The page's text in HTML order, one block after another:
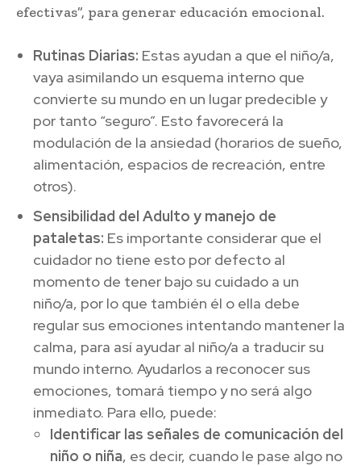
efectivas”, para generar educación emocional.
Rutinas Diarias: Estas ayudan a que el niño/a,
vaya asimilando un esquema interno que
convierte su mundo en un lugar predecible y
por tanto “seguro”. Esto favorecerá la
modulación de la ansiedad (horarios de sueño,
alimentación, espacios de recreación, entre
otros).
Sensibilidad del Adulto y manejo de
pataletas: Es importante considerar que el
cuidador no tiene esto por defecto al
momento de tener bajo su cuidado a un
niño/a, por lo que también él o ella debe
regular sus emociones intentando mantener la
calma, para así ayudar al niño/a a traducir su
mundo interno. Ayudarlos a reconocer sus
emociones, tomará tiempo y no será algo
inmediato. Para ello, puede:
Identificar las señales de comunicación del
niño o niña, es decir, cuando le pase algo no